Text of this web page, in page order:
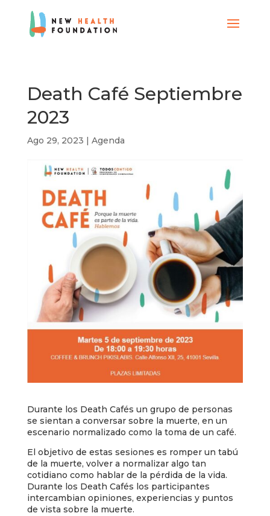
Death Café Septiembre
2023
Ago 29, 2023 | Agenda
Durante los Death Cafés un grupo de personas
se sientan a conversar sobre la muerte, en un
escenario normalizado como la toma de un café.
El objetivo de estas sesiones es romper un tabú
de la muerte, volver a normalizar algo tan
cotidiano como hablar de la pérdida de la vida.
Durante los Death Cafés los participantes
intercambian opiniones, experiencias y puntos
de vista sobre la muerte.